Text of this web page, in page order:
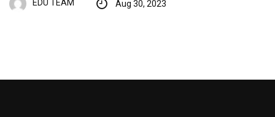
EDU TEAM Aug 30, 2023